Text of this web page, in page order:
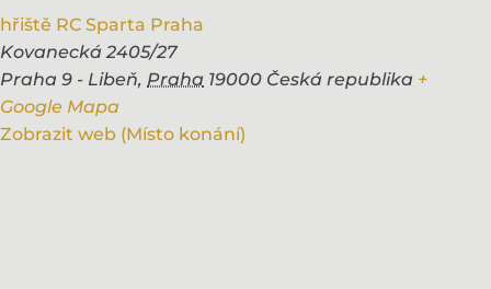
hřiště RC Sparta Praha
Kovanecká 2405/27
Praha 9 - Libeň, Praha 19000 Česká republika +
Google Mapa
Zobrazit web (Místo konání)